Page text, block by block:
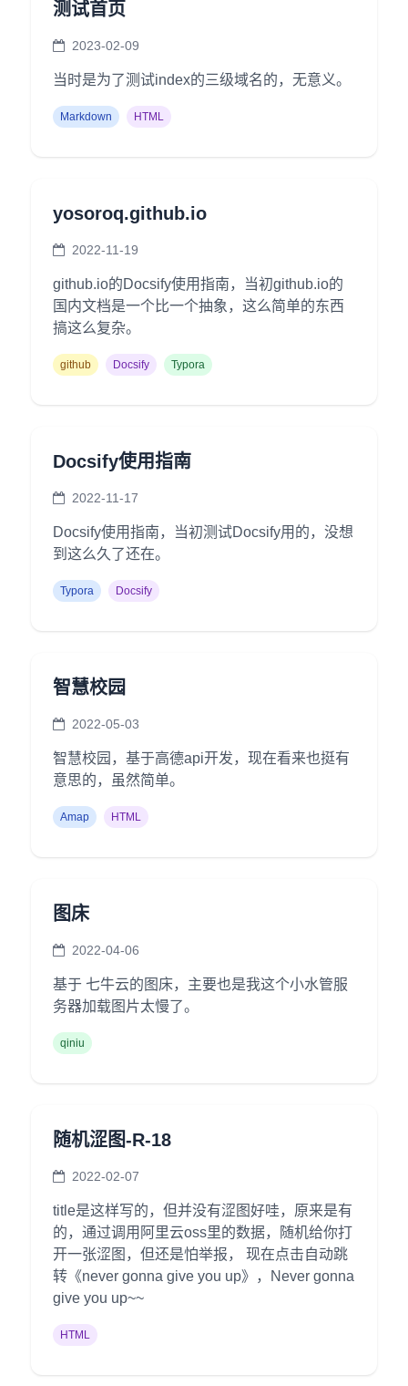
测试首页
2023-02-09
当时是为了测试index的三级域名的，无意义。
Markdown HTML
yosoroq.github.io
2022-11-19
github.io的Docsify使用指南，当初github.io的
国内文档是一个比一个抽象，这么简单的东西
搞这么复杂。
github Docsify Typora
Docsify使用指南
2022-11-17
Docsify使用指南，当初测试Docsify用的，没想
到这么久了还在。
Typora Docsify
智慧校园
2022-05-03
智慧校园，基于高德api开发，现在看来也挺有
意思的，虽然简单。
Amap HTML
图床
2022-04-06
基于 七牛云的图床，主要也是我这个小水管服
务器加载图片太慢了。
qiniu
随机涩图-R-18
2022-02-07
title是这样写的，但并没有涩图好哇，原来是有
的，通过调用阿里云oss里的数据，随机给你打
开一张涩图，但还是怕举报， 现在点击自动跳
转《never gonna give you up》，Never gonna
give you up~~
HTML